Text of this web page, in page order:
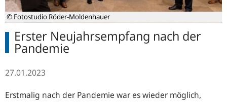
© Fotostudio Röder-Moldenhauer
Erster Neujahrsempfang nach der
Pandemie
27.01.2023
Erstmalig nach der Pandemie war es wieder möglich,